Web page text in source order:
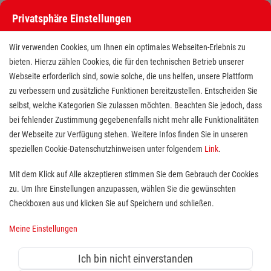
Fahrer Schülerbeförderung /
Behindertenfahrdienst (m/w/d)
Standort(e):Landau
Privatsphäre Einstellungen
Wir verwenden Cookies, um Ihnen ein optimales Webseiten-Erlebnis zu
bieten. Hierzu zählen Cookies, die für den technischen Betrieb unserer
Webseite erforderlich sind, sowie solche, die uns helfen, unsere Plattform
zu verbessern und zusätzliche Funktionen bereitzustellen. Entscheiden Sie
selbst, welche Kategorien Sie zulassen möchten. Beachten Sie jedoch, dass
bei fehlender Zustimmung gegebenenfalls nicht mehr alle Funktionalitäten
der Webseite zur Verfügung stehen. Weitere Infos finden Sie in unseren
speziellen Cookie-Datenschutzhinweisen unter folgendem Link.
Mit dem Klick auf Alle akzeptieren stimmen Sie dem Gebrauch der Cookies
zu. Um Ihre Einstellungen anzupassen, wählen Sie die gewünschten
Checkboxen aus und klicken Sie auf Speichern und schließen.
Meine Einstellungen
Ich bin nicht einverstanden